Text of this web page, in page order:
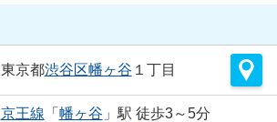
東京都渋谷区幡ヶ谷 １丁目
京王線 「 幡ヶ谷 」駅 徒歩3～5分